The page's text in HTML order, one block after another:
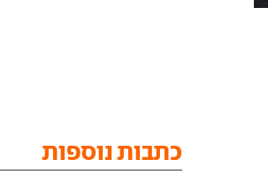
כתבות נוספות